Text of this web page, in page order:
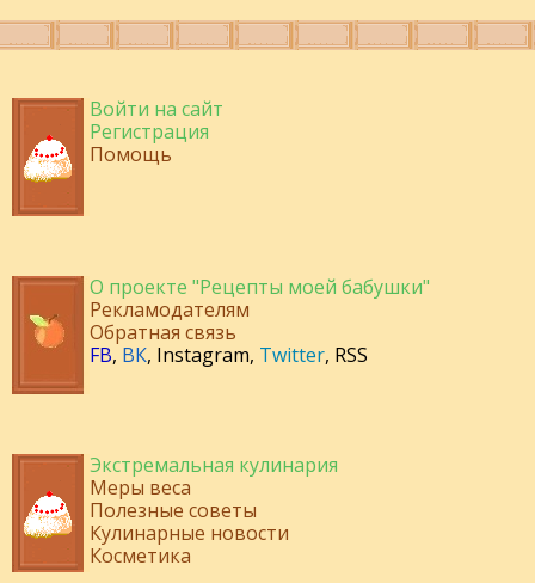
Войти на сайт
Регистрация
Помощь
О проекте "Рецепты моей бабушки"
Рекламодателям
Обратная связь
FB, ВК, Instagram, Twitter, RSS
Экстремальная кулинария
Меры веса
Полезные советы
Кулинарные новости
Косметика